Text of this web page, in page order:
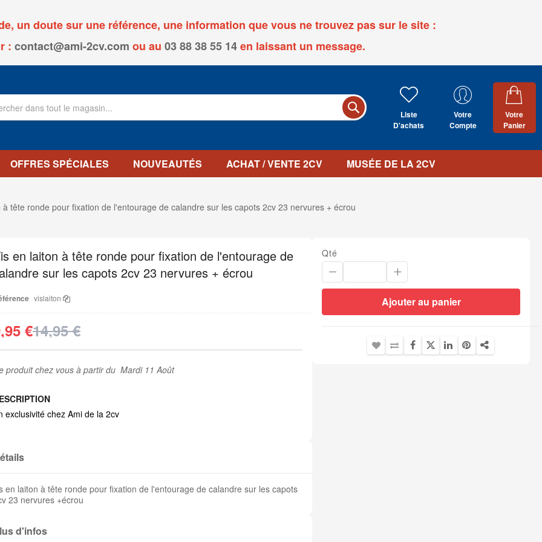
un doute sur une référence, une information que vous ne trouvez pas sur le site :
: contact@ami-2cv.com ou au 03 88 38 55 14en laissant un message.
Liste
D'achats
Votre
Compte
Votre
Panier
OFFRES SPÉCIALES NOUVEAUTÉS ACHAT / VENTE 2CV MUSÉE DE LA 2CV
à tête ronde pour fixation de l'entourage de calandre sur les capots 2cv 23 nervures + écrou
en laiton à tête ronde pour fixation de l'entourage de
sur les capots 2cv 23 nervures + écrou
vislaiton
€14,95 €
produit chez vous à partir du Mardi 11 Août
exclusivité chez Ami de la 2cv
en laiton à tête ronde pour fixation de l'entourage de calandre sur les capots
23 nervures +écrou
d'infos
Qté
Ajouter au panier